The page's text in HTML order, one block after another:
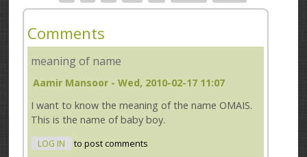
Comments
meaning of name
Aamir Mansoor - Wed, 2010-02-17 11:07
I want to know the meaning of the name OMAIS.
This is the name of baby boy.
LOG IN to post comments